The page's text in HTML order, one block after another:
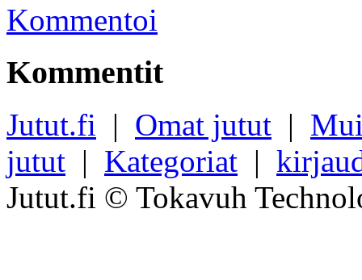
Kommentoi
Kommentit
Jutut.fi | Omat jutut |
jutut | Kategoriat |
Jutut.fi © Tokavuh